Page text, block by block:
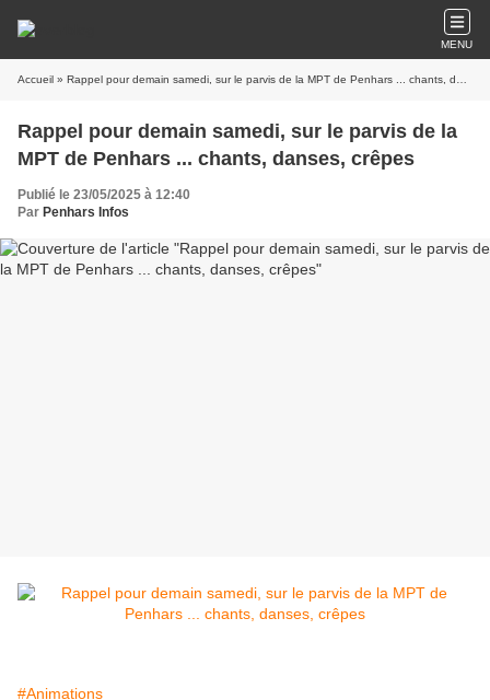
MENU
Accueil » Rappel pour demain samedi, sur le parvis de la MPT de Penhars ... chants, danses, crêpes
Rappel pour demain samedi, sur le parvis de la
MPT de Penhars ... chants, danses, crêpes
Publié le 23/05/2025 à 12:40
Par Penhars Infos
#Animations